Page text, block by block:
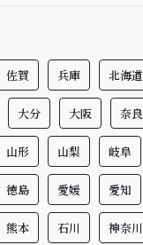
佐賀 兵庫 北海道
大分 大阪 奈良
山形 山梨 岐阜
徳島 愛媛 愛知
熊本 石川 神奈川